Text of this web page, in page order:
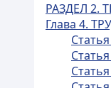
РАЗДЕЛ 2.
Глава 4.